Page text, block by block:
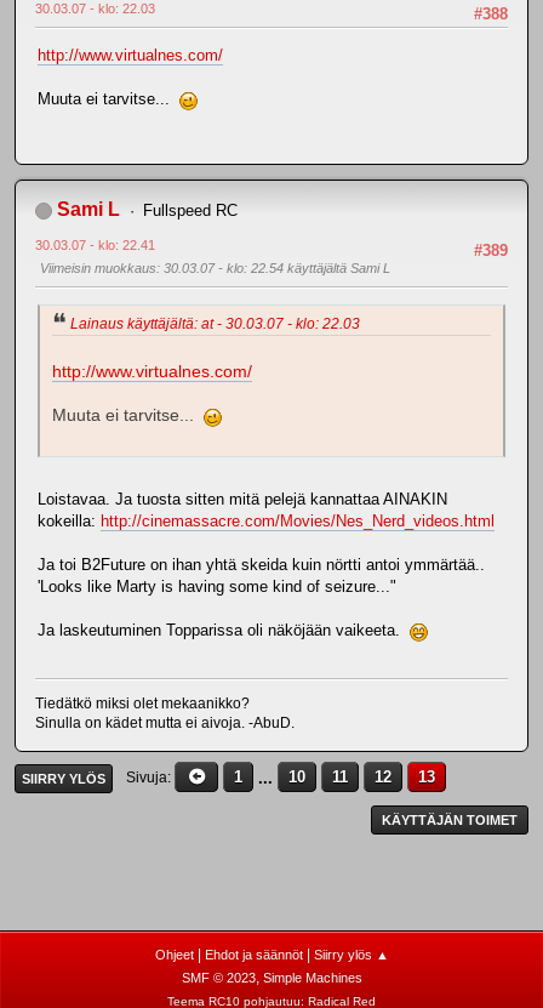
#388
30.03.07 - klo: 22.03
http://www.virtualnes.com/
Muuta ei tarvitse...
Sami L Fullspeed RC
#389
30.03.07 - klo: 22.41
Viimeisin muokkaus: 30.03.07 - klo: 22.54 käyttäjältä Sami L
Lainaus käyttäjältä: at - 30.03.07 - klo: 22.03
http://www.virtualnes.com/
Muuta ei tarvitse...
Loistavaa. Ja tuosta sitten mitä pelejä kannattaa AINAKIN
kokeilla: http://cinemassacre.com/Movies/Nes_Nerd_videos.html
Ja toi B2Future on ihan yhtä skeida kuin nörtti antoi ymmärtää..
'Looks like Marty is having some kind of seizure..."
Ja laskeutuminen Topparissa oli näköjään vaikeeta.
Tiedätkö miksi olet mekaanikko?
Sinulla on kädet mutta ei aivoja. -AbuD.
SIIRRY YLÖS Sivuja 1 ... 10 11 12 13
KÄYTTÄJÄN TOIMET
Ohjeet| Ehdot ja säännöt|
Siirry ylös ▲
SMF © 2023, Simple Machines
Teema RC10 pohjautuu: Radical Red